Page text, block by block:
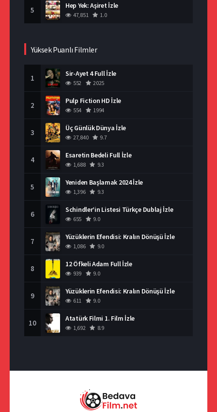
5 Hep Yek: Aşiret İzle
47,851 1.0
Yüksek Puanlı Filmler
1 Sir-Ayet 4 Full İzle
552 2025
2 Pulp Fiction HD İzle
554 1994
3 Üç Günlük Dünya İzle
27,840 9.7
4 Esaretin Bedeli Full İzle
1,688 9.3
5 Yeniden Başlamak 2024 İzle
1,396 9.3
6 Schindler’in Listesi Türkçe Dublaj İzle
655 9.0
7 Yüzüklerin Efendisi: Kralın Dönüşü İzle
1,086 9.0
8 12 Öfkeli Adam Full İzle
939 9.0
9 Yüzüklerin Efendisi: Kralın Dönüşü İzle
611 9.0
10 Atatürk Filmi 1. Film İzle
1,692 8.9